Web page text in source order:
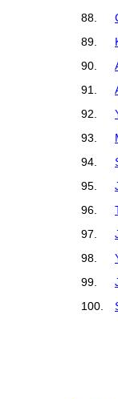
88.
89.
90.
91.
92.
93.
94.
95.
96.
97.
98.
99.
100.